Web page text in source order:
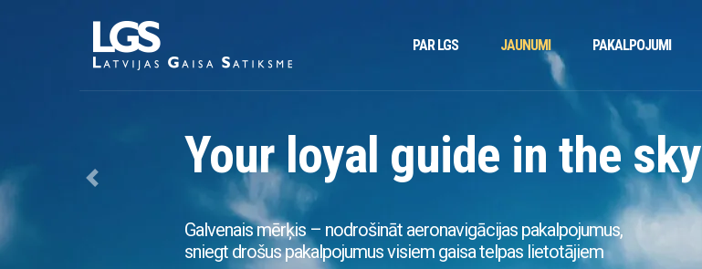
PAR LGS JAUNUMI PAKALPOJUMI
Your loyal guide in the sky
Galvenais mērķis – nodrošināt aeronavigācijas pakalpojumus,
sniegt drošus pakalpojumus visiem gaisa telpas lietotājiem
Previous